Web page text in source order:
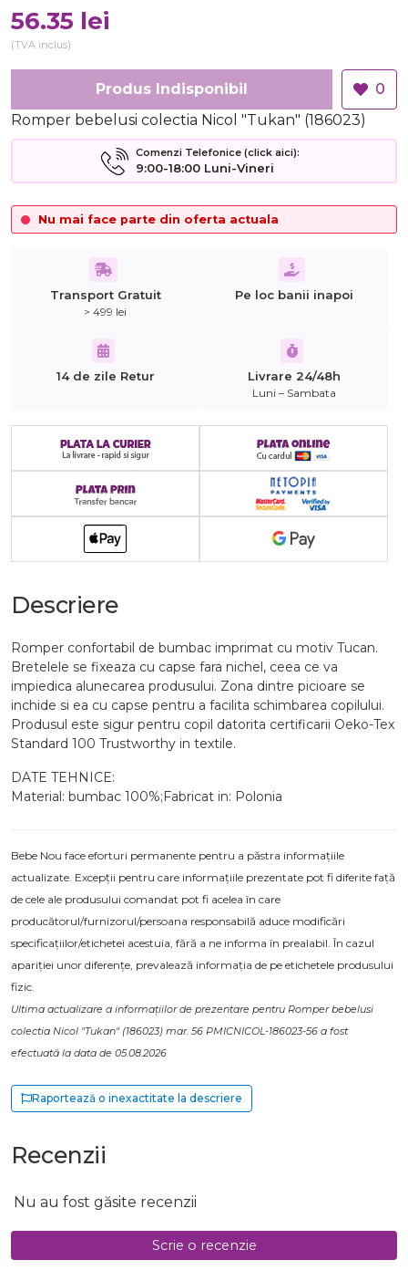
56.35 lei
(TVA inclus)
Produs Indisponibil
0
Romper bebelusi colectia Nicol "Tukan" (186023)
Comenzi Telefonice (click aici):
9:00-18:00 Luni-Vineri
Nu mai face parte din oferta actuala
Transport Gratuit
> 499 lei
Pe loc banii inapoi
14 de zile Retur Livrare 24/48h
Luni – Sambata
Descriere
Romper confortabil de bumbac imprimat cu motiv Tucan.
Bretelele se fixeaza cu capse fara nichel, ceea ce va
impiedica alunecarea produsului. Zona dintre picioare se
inchide si ea cu capse pentru a facilita schimbarea copilului.
Produsul este sigur pentru copil datorita certificarii Oeko-Tex
Standard 100 Trustworthy in textile.
DATE TEHNICE:
Material: bumbac 100%;Fabricat in: Polonia
Bebe Nou face eforturi permanente pentru a păstra informațiile
actualizate. Excepții pentru care informațiile prezentate pot fi diferite față
de cele ale produsului comandat pot fi acelea în care
producătorul/furnizorul/persoana responsabilă aduce modificări
specificațiilor/etichetei acestuia, fără a ne informa în prealabil. În cazul
apariției unor diferențe, prevalează informația de pe etichetele produsului
fizic.
Ultima actualizare a informațiilor de prezentare pentru Romper bebelusi
colectia Nicol "Tukan" (186023) mar. 56 PMICNICOL-186023-56 a fost
efectuată la data de 05.08.2026
Raportează o inexactitate la descriere
Recenzii
Nu au fost găsite recenzii
Scrie o recenzie